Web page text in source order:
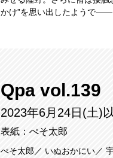
かけ”を思い出したようで――
Qpa vol.139
2023年6月24日(土)
表紙：ぺそ太郎
ぺそ太郎 いぬおかにい